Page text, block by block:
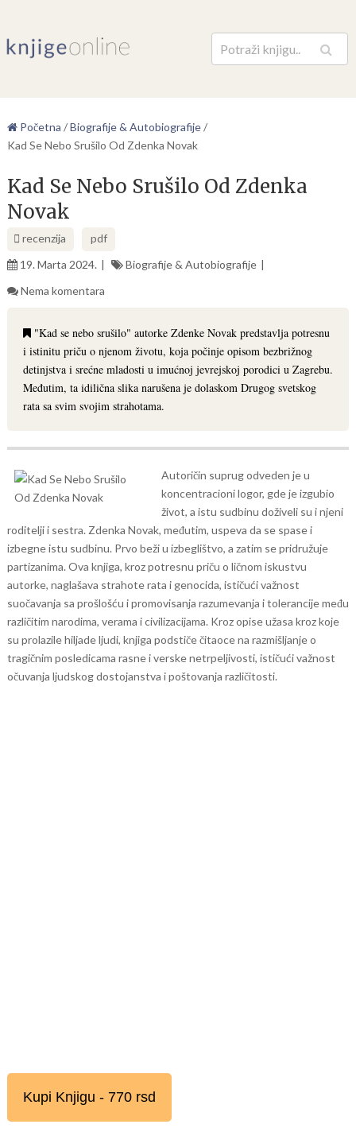
Pretraga
Početna /Biografije & Autobiografije/
Kad Se Nebo Srušilo Od Zdenka Novak
Kad Se Nebo Srušilo Od Zdenka
Novak
recenzija
pdf
19. Marta 2024.
Biografije & Autobiografije
Nema komentara
"Kad se nebo srušilo" autorke Zdenke Novak predstavlja potresnu
i istinitu priču o njenom životu, koja počinje opisom bezbrižnog
detinjstva i srećne mladosti u imućnoj jevrejskoj porodici u Zagrebu.
Međutim, ta idilična slika narušena je dolaskom Drugog svetskog
rata sa svim svojim strahotama.
Autoričin suprug odveden je u
koncentracioni logor, gde je izgubio
život, a istu sudbinu doživeli su i njeni
roditelji i sestra. Zdenka Novak, međutim, uspeva da se spase i
izbegne istu sudbinu. Prvo beži u izbeglištvo, a zatim se pridružuje
partizanima. Ova knjiga, kroz potresnu priču o ličnom iskustvu
autorke, naglašava strahote rata i genocida, ističući važnost
suočavanja sa prošlošću i promovisanja razumevanja i tolerancije među
različitim narodima, verama i civilizacijama. Kroz opise užasa kroz koje
su prolazile hiljade ljudi, knjiga podstiče čitaoce na razmišljanje o
tragičnim posledicama rasne i verske netrpeljivosti, ističući važnost
očuvanja ljudskog dostojanstva i poštovanja različitosti.
Kupi Knjigu - 770 rsd